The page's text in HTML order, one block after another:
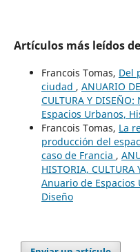
Artículos más leídos
Francois Tomas, Del
ciudad , ANUARIO
CULTURA Y
Espacios Urbanos,
Francois Tomas, La
producción del
caso de Francia ,
HISTORIA,
Anuario de
Diseño